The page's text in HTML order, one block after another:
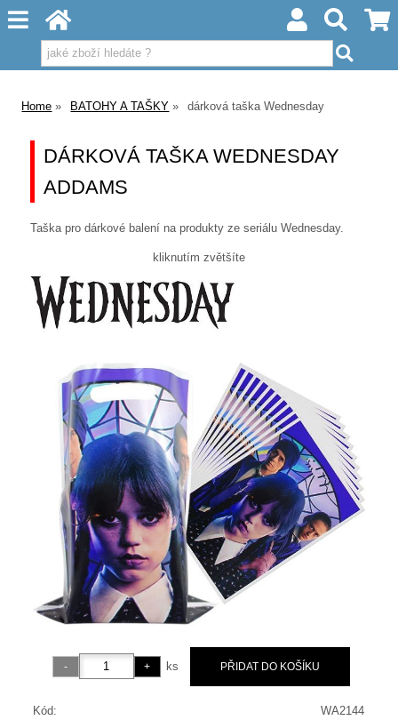
Home BATOHY A TAŠKY dárková taška Wednesday
DÁRKOVÁ TAŠKA WEDNESDAY
ADDAMS
Taška pro dárkové balení na produkty ze seriálu Wednesday.
kliknutím zvětšíte
ks
Kód: WA2144